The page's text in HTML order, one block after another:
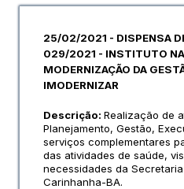
25/02/2021 - DISPENSA
029/2021 - INSTITUTO
MODERNIZAÇÃO DA
IMODERNIZAR
Descrição: Realização de
Planejamento, Gestão,
serviços complementares
das atividades de saúde,
necessidades da
Carinhanha-BA.